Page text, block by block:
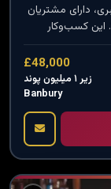
فعالیت در بنبری، دارای مشتریان
این کسب‌وکار
ارائه می‌دهد و
سودآور هستند
£48,000
زیر ۱ میلیون پوند
Banbury